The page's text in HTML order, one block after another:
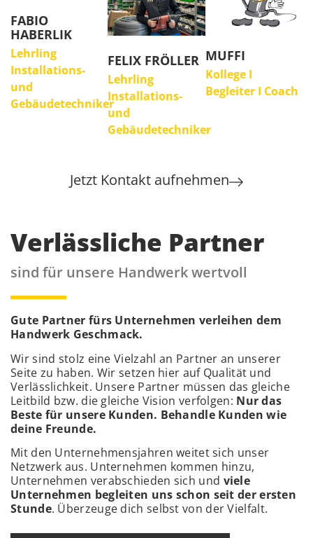
FABIO
HABERLIK
Lehrling
Installations-
und
Gebäudetechniker
FELIX FRÖLLER
Lehrling
Installations-
und
Gebäudetechniker
MUFFI
Kollege I
Begleiter I Coach
Jetzt Kontakt aufnehmen
Verlässliche Partner
sind für unsere Handwerk wertvoll
Gute Partner fürs Unternehmen verleihen dem
Handwerk Geschmack.
Wir sind stolz eine Vielzahl an Partner an unserer
Seite zu haben. Wir setzen hier auf Qualität und
Verlässlichkeit. Unsere Partner müssen das gleiche
Leitbild bzw. die gleiche Vision verfolgen: Nur das
Beste für unsere Kunden. Behandle Kunden wie
deine Freunde.
Mit den Unternehmensjahren weitet sich unser
Netzwerk aus. Unternehmen kommen hinzu,
Unternehmen verabschieden sich und viele
Unternehmen begleiten uns schon seit der ersten
Stunde. Überzeuge dich selbst von der Vielfalt.